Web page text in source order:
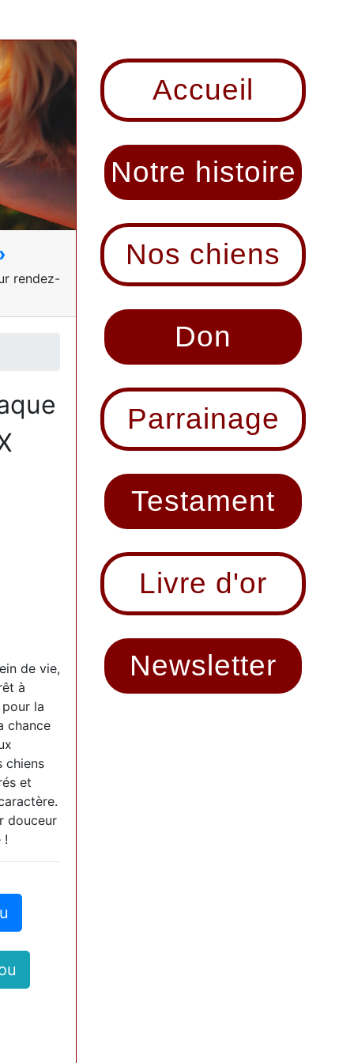
rendez-
de vie,
à
la
chance
chiens
et
douceur
!
Accueil
Notre histoire
Nos chiens
Don
Parrainage
Testament
Livre d'or
Newsletter